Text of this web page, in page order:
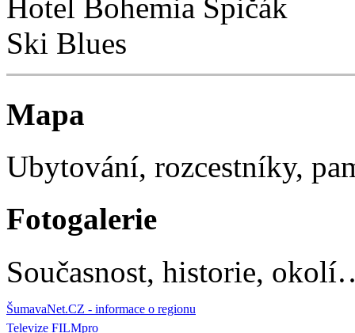
Hotel Bohemia Špičák
Ski Blues
Mapa
Ubytování, rozcestníky,
Fotogalerie
Současnost, historie,
ŠumavaNet.CZ - informace o regionu
Televize FILMpro